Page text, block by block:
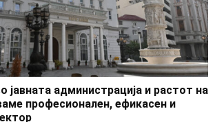
јавната администрација и растот на
професионален, ефикасен и